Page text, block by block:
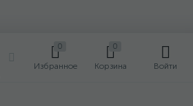
0
Избранное
0
Корзина Войти